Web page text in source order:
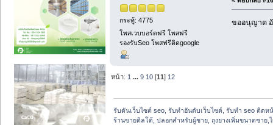
กระทู้: 4775
โพสเวบบอร์ดฟรี โพสฟรี
รองรับSeo โพสฟรีติดgoogle
ขออนุญาต
หน้า: 1 ...9 10 [11] 12
รับดันเว็บไซต์ seo, รับทำอันดับเว็บไซต์, รับทำ seo ติดห
ร้านขายดิลโด้, ปลอกสําหรับผู้ชาย, ถุงยางเพิ่มขนาดชาย,